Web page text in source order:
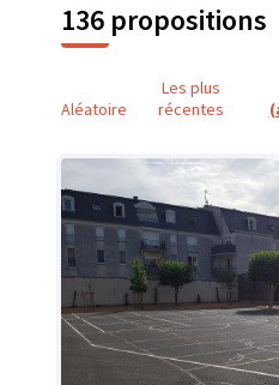
136 propositions
Aléatoire
Les plus
récentes